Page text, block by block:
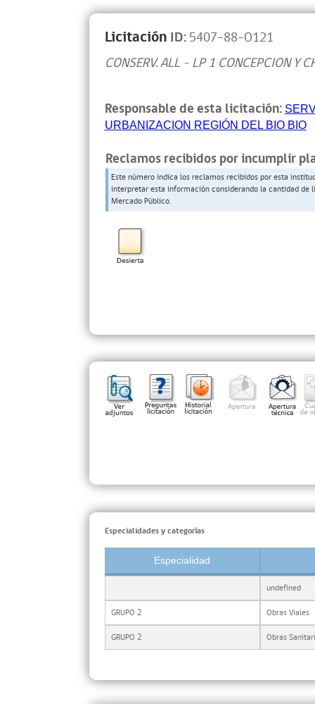
Licitación ID:5407-88-O121
CONSERV. ALL - LP 1 CONCEPCION Y
Responsable de esta licitación:
URBANIZACION REGIÓN DEL BIO BIO
Reclamos recibidos por incumplir
Este número indica los reclamos recibidos por esta
interpretar esta información considerando la cantidad
Mercado Público.
Especialidades y categorías
Especialidad
undefined
GRUPO 2 Obras Viales
GRUPO 2 Obras